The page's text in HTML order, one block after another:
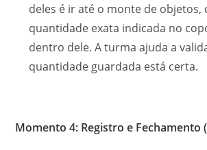
deles é ir até o monte de objetos,
quantidade exata indicada no
dentro dele. A turma ajuda a
quantidade guardada está certa.
Momento 4: Registro e Fechamento